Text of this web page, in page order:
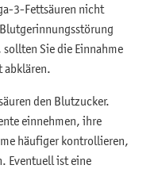
3-Fettsäuren nicht
Sie die Einnahme
den Blutzucker.
einnehmen, ihre
häufiger kontrollieren,
Eventuell ist eine